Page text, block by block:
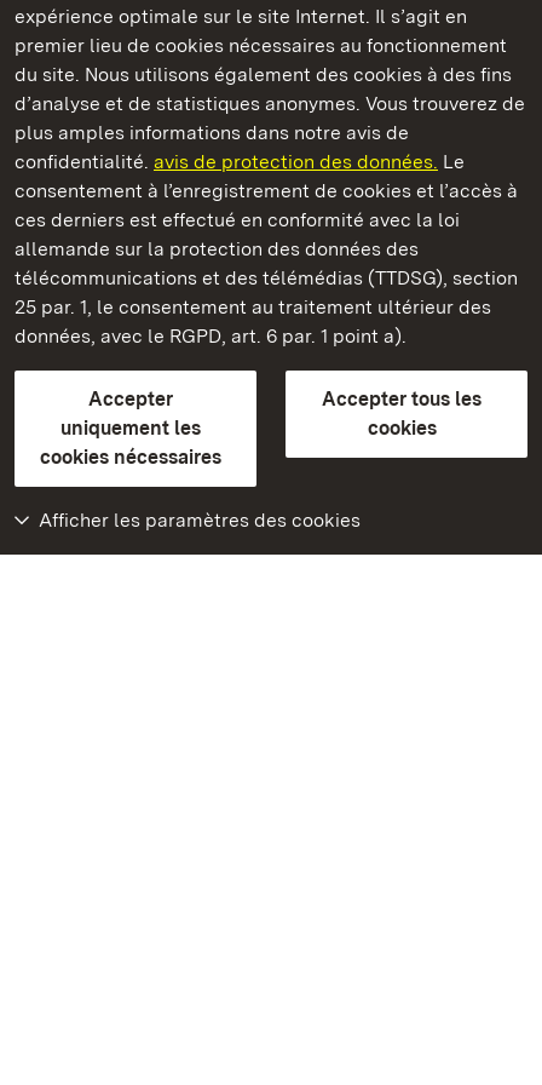
expérience optimale sur le site Internet. Il s’agit en
premier lieu de cookies nécessaires au fonctionnement
du site. Nous utilisons également des cookies à des fins
d’analyse et de statistiques anonymes. Vous trouverez de
plus amples informations dans notre avis de
confidentialité. avis de protection des données. Le
consentement à l’enregistrement de cookies et l’accès à
ces derniers est effectué en conformité avec la loi
allemande sur la protection des données des
télécommunications et des télémédias (TTDSG), section
25 par. 1, le consentement au traitement ultérieur des
données, avec le RGPD, art. 6 par. 1 point a).
Accepter
uniquement les
cookies nécessaires
Accepter tous les
cookies
Afficher les paramètres des cookies
Châteaux et jardins publics du Bade-Wurtemberg
Château-fort d' Yburg
Châteaux et jardins publics du Bade-Wurtemberg
FAQ et réponsesMentions légalesProtection des données
Explications sur l’accessibilité
BITV-konform (geprüfte Seiten)
plus loin
Accueil
Monuments
Rendez-nous visite